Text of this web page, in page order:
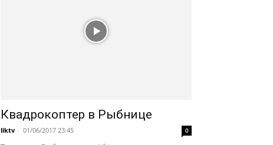
Квадрокоптер в Рыбнице
liktv - 01/06/2017 23:45 0